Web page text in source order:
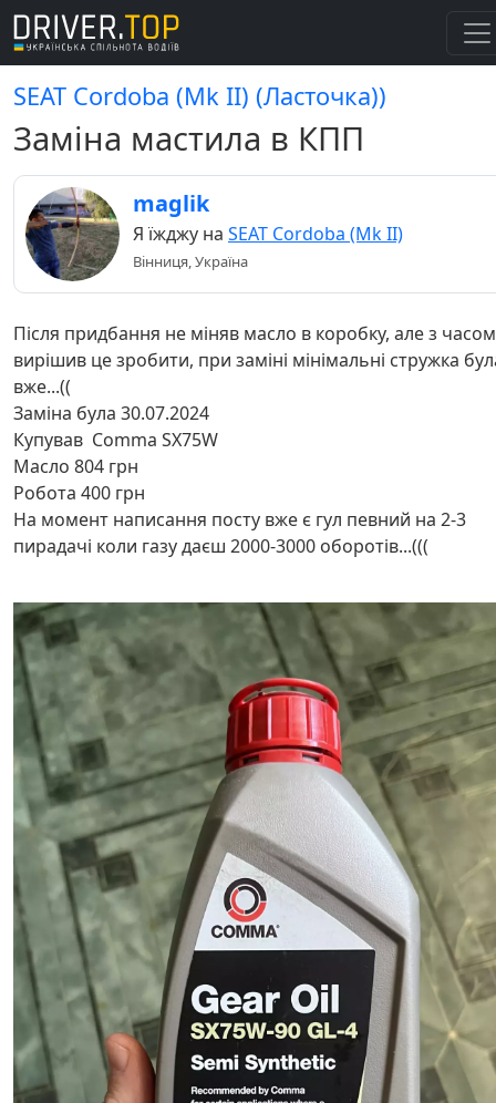
SEAT Cordoba (Mk II) (Ласточка))
Заміна мастила в КПП
maglik
Я їжджу на SEAT Cordoba (Mk II)
Вінниця, Україна
Після придбання не міняв масло в коробку, але з часом
вирішив це зробити, при заміні мінімальні стружка
вже...((
Заміна була 30.07.2024
Купував Comma SX75W
Масло 804 грн
Робота 400 грн
На момент написання посту вже є гул певний на 2-3
пирадачі коли газу даєш 2000-3000 оборотів...(((